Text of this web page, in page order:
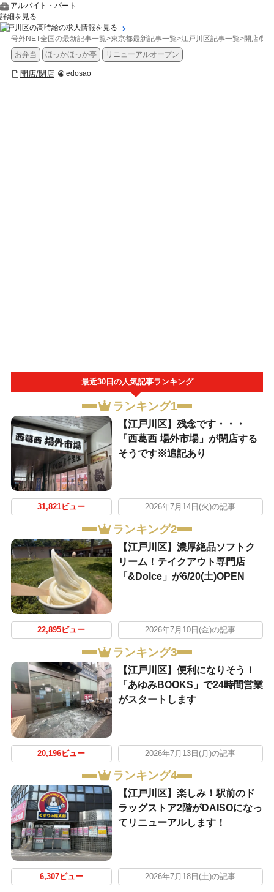
アルバイト・パート
詳細を見る
江戸川区の高時給の求人情報を見る
号外NET全国の最新記事一覧>東京都最新記事一覧>江戸川区記事一覧>開店/閉
お弁当
ほっかほっか亭 リニューアルオープン
開店/閉店 edosao
最近30日の人気記事ランキング
ランキング1
【江戸川区】残念です・・・
「西葛西 場外市場」が閉店する
そうです※追記あり
31,821ビュー 2026年7月14日(火)の記事
ランキング2
【江戸川区】濃厚絶品ソフトク
リーム！テイクアウト専門店
「&Dolce」が6/20(土)OPEN
22,895ビュー 2026年7月10日(金)の記事
ランキング3
【江戸川区】便利になりそう！
「あゆみBOOKS」で24時間営業
がスタートします
20,196ビュー 2026年7月13日(月)の記事
ランキング4
【江戸川区】楽しみ！駅前のド
ラッグストア2階がDAISOになっ
てリニューアルします！
6,307ビュー 2026年7月18日(土)の記事